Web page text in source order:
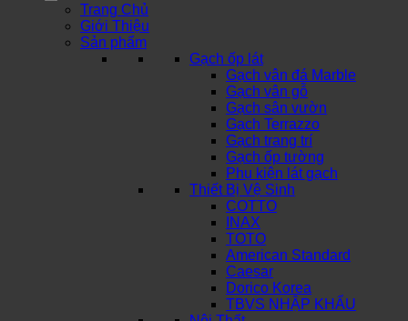
Trang Chủ
Giới Thiệu
Sản phẩm
Gạch ốp lát
Gạch vân đá Marble
Gạch vân gỗ
Gạch sân vườn
Gạch Terrazzo
Gạch trang trí
Gạch ốp tường
Phụ kiện lát gạch
Thiết Bị Vệ Sinh
COTTO
INAX
TOTO
American Standard
Caesar
Dorico Korea
TBVS NHẬP KHẨU